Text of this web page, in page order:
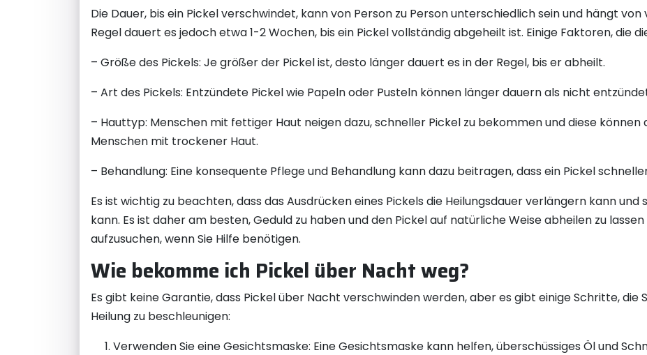
Die Dauer, bis ein Pickel verschwindet, kann von Person zu Person unterschiedlich sein und hängt
Regel dauert es jedoch etwa 1-2 Wochen, bis ein Pickel vollständig abgeheilt ist. Einige Faktoren, die
– Größe des Pickels: Je größer der Pickel ist, desto länger dauert es in der Regel, bis er abheilt.
– Art des Pickels: Entzündete Pickel wie Papeln oder Pusteln können länger dauern als nicht
– Hauttyp: Menschen mit fettiger Haut neigen dazu, schneller Pickel zu bekommen und diese können
Menschen mit trockener Haut.
– Behandlung: Eine konsequente Pflege und Behandlung kann dazu beitragen, dass ein Pickel
Es ist wichtig zu beachten, dass das Ausdrücken eines Pickels die Heilungsdauer verlängern kann
kann. Es ist daher am besten, Geduld zu haben und den Pickel auf natürliche Weise abheilen zu
aufzusuchen, wenn Sie Hilfe benötigen.
Wie bekomme ich Pickel über Nacht weg?
Es gibt keine Garantie, dass Pickel über Nacht verschwinden werden, aber es gibt einige Schritte, die
Heilung zu beschleunigen:
Verwenden Sie eine Gesichtsmaske: Eine Gesichtsmaske kann helfen, überschüssiges Öl und